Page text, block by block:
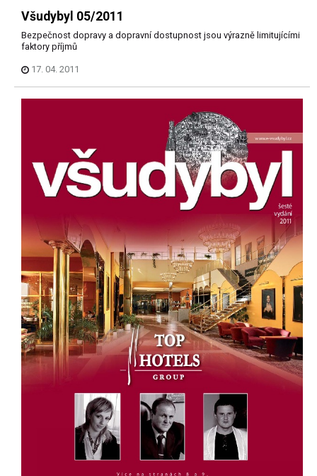
Všudybyl 05/2011
Bezpečnost dopravy a dopravní dostupnost jsou výrazně limitujícími
faktory příjmů
17. 04. 2011